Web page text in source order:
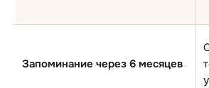
Запоминание через 6 месяцев